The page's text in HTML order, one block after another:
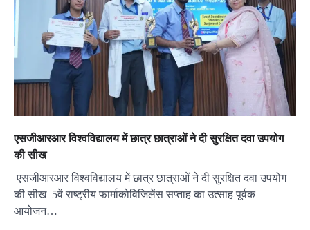
एसजीआरआर विश्वविद्यालय में छात्र छात्राओं ने दी सुरक्षित दवा उपयोग
की सीख
एसजीआरआर विश्वविद्यालय में छात्र छात्राओं ने दी सुरक्षित दवा उपयोग
की सीख 5वें राष्ट्रीय फार्माकोविजिलेंस सप्ताह का उत्साह पूर्वक
आयोजन…